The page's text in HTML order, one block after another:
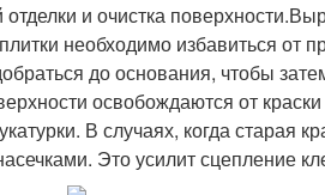
и очистка
необходимо избавиться от
до основания, чтобы
освобождаются от
В случаях, когда старая
Это усилит сцепление